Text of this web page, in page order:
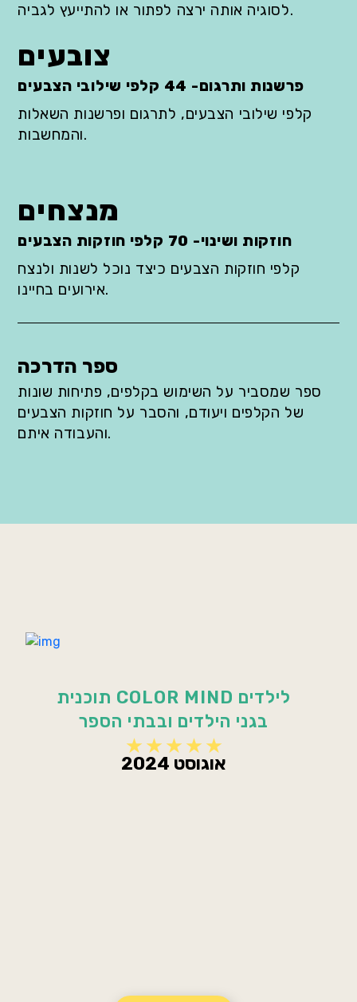
לסוגיה אותה ירצה לפתור או להתייעץ לגביה.
צובעים
פרשנות ותרגום- 44 קלפי שילובי הצבעים
קלפי שילובי הצבעים, לתרגום ופרשנות השאלות
והמחשבות.
מנצחים
חוזקות ושינוי- 70 קלפי חוזקות הצבעים
קלפי חוזקות הצבעים כיצד נוכל לשנות ולנצח
אירועים בחיינו.
ספר הדרכה
ספר שמסביר על השימוש בקלפים, פתיחות שונות
של הקלפים ויעודם, והסבר על חוזקות הצבעים
והעבודה איתם.
תוכנית COLOR MIND לילדים
בגני הילדים ובבתי הספר
אוגוסט 2024